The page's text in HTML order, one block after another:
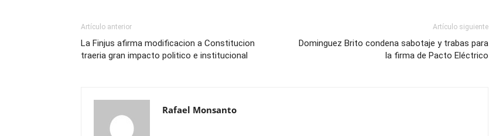
Artículo anterior
La Finjus afirma modificacion a Constitucion
traeria gran impacto politico e institucional
Artículo siguiente
Dominguez Brito condena sabotaje y trabas para
la firma de Pacto Eléctrico
Rafael Monsanto